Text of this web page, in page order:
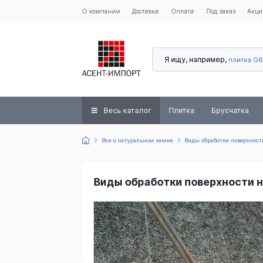
О компании Доставка Оплата Под заказ
Я ищу, например, плитка
Весь каталог Плитка Брусчатка
Все о натуральном камне Виды обработки
Виды обработки поверхности